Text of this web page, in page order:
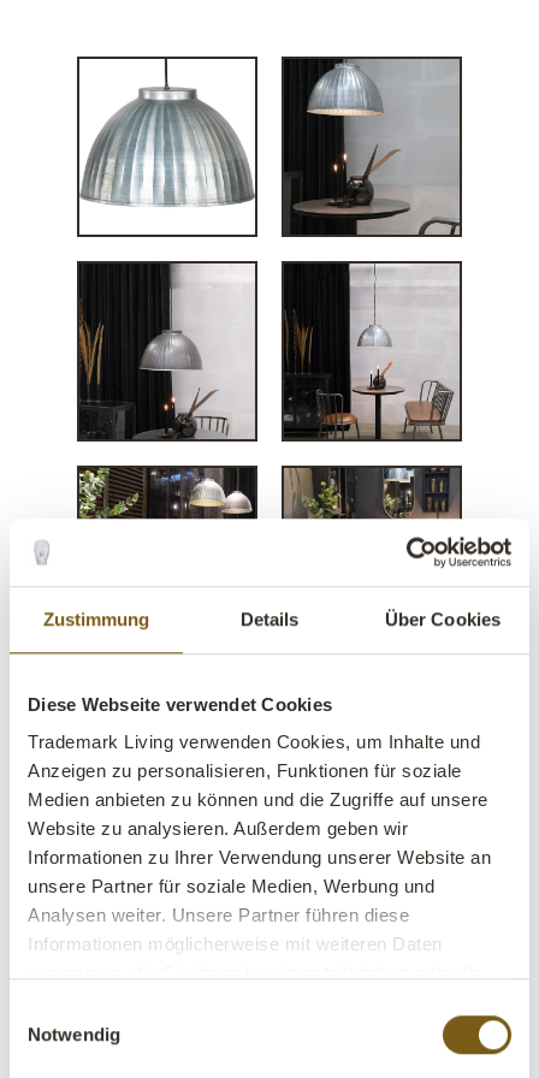
Zustimmung Details Über Cookies
Diese Webseite verwendet Cookies
Trademark Living verwenden Cookies, um Inhalte und
Anzeigen zu personalisieren, Funktionen für soziale
Medien anbieten zu können und die Zugriffe auf unsere
Website zu analysieren. Außerdem geben wir
Informationen zu Ihrer Verwendung unserer Website an
unsere Partner für soziale Medien, Werbung und
Analysen weiter. Unsere Partner führen diese
Informationen möglicherweise mit weiteren Daten
haben.
Notwendig
Blaze Hängelampe - Zink
lens Auf Lager
Artikel
M08378
VE: 1 Stück
Farbe: Zink